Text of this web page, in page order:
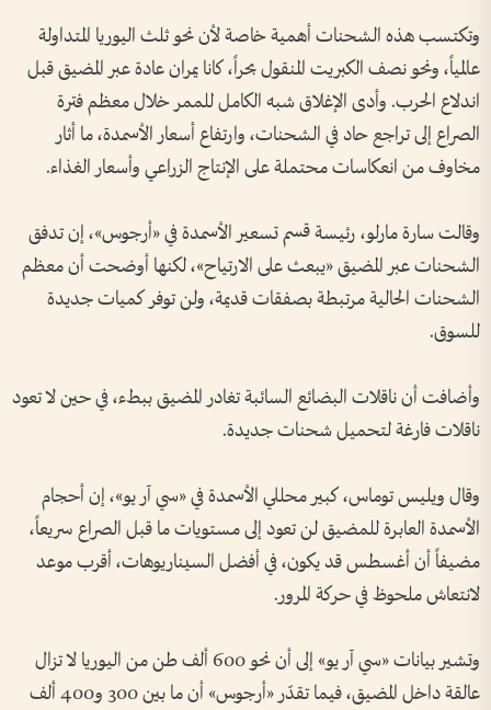
وتكتسب هذه الشحنات أهمية خاصة لأن نحو ثلث اليوريا المتداولة
عالمياً، ونحو نصف الكبريت المنقول بحراً، كانا يمران عادة عبر المضيق قبل
اندلاع الحرب. وأدى الإغلاق شبه الكامل للممر خلال معظم فترة
الصراع إلى تراجع حاد في الشحنات، وارتفاع أسعار الأسمدة، ما أثار
مخاوف من انعكاسات محتملة على الإنتاج الزراعي وأسعار الغذاء.
وقالت سارة مارلو، رئيسة قسم تسعير الأسمدة في «أرجوس»، إن تدفق
الشحنات عبر المضيق «يبعث على الارتياح»، لكنها أوضحت أن معظم
الشحنات الحالية مرتبطة بصفقات قديمة، ولن توفر كميات جديدة
للسوق.
وأضافت أن ناقلات البضائع السائبة تغادر المضيق ببطء، في حين لا تعود
ناقلات فارغة لتحميل شحنات جديدة.
وقال ويليس توماس، كبير محللي الأسمدة في «سي آر يو»، إن أحجام
الأسمدة العابرة للمضيق لن تعود إلى مستويات ما قبل الصراع سريعاً،
مضيفاً أن أغسطس قد يكون، في أفضل السيناريوهات، أقرب موعد
لانتعاش ملحوظ في حركة المرور.
وتشير بيانات «سي آر يو» إلى أن نحو 600 ألف طن من اليوريا لا تزال
عالقة داخل المضيق، فيما تقدّر «أرجوس» أن ما بين 300 و400 ألف